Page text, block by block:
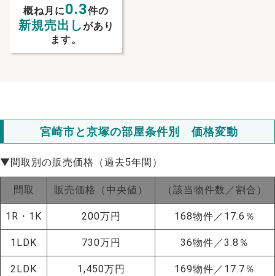
概ね月に0.3件の
新規売出しがあり
ます。
宮崎市と京塚の部屋条件別 価格変動
▼間取別の販売価格（過去5年間）
間取 販売価格（中央値） （該当物件数／割合）
1R・1K 200万円 168物件／17.6％
1LDK 730万円 36物件／3.8％
2LDK 1,450万円 169物件／17.7％